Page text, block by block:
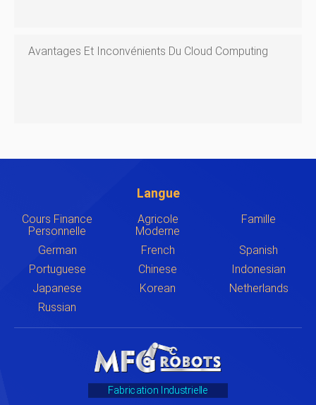
Avantages Et Inconvénients Du Cloud Computing
Langue
Cours Finance
Personnelle
Agricole
Moderne
Famille
German French
Spanish
Portuguese
Chinese
Indonesian
Japanese
Korean
Netherlands
Russian
Fabrication Industrielle